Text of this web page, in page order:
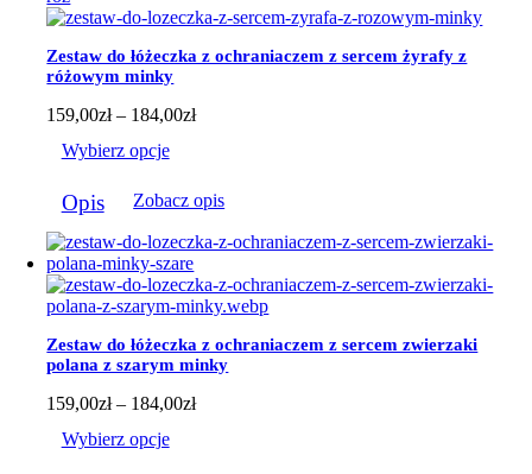
Opcje
można
wybrać
na
stronie
Zestaw do łóżeczka z ochraniaczem z sercem żyrafy z
różowym minky
159,00zł – 184,00złZakres
do
Wybierz opcje
produkt
ma
wiele
wariantów.
Opcje
można
wybrać
na
stronie
produktu
Opis Zobacz opis
Zestaw do łóżeczka z ochraniaczem z sercem zwierzaki
polana z szarym minky
159,00zł – 184,00złZakres
Wybierz opcje